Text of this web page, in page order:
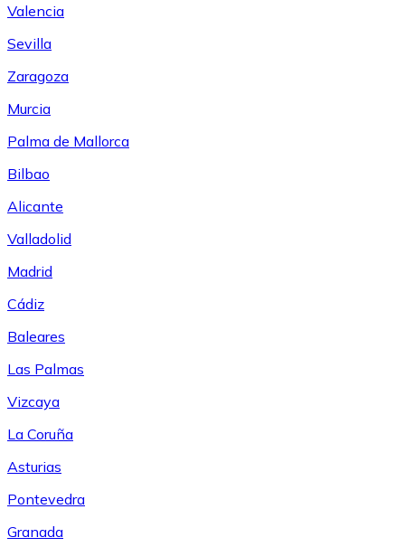
Valencia
Sevilla
Zaragoza
Murcia
Palma de Mallorca
Bilbao
Alicante
Valladolid
Madrid
Cádiz
Baleares
Las Palmas
Vizcaya
La Coruña
Asturias
Pontevedra
Granada